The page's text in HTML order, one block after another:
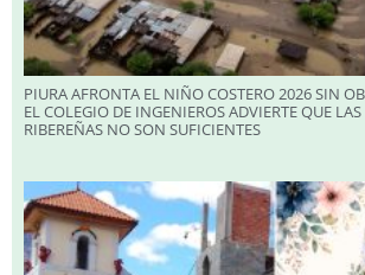
PIURA AFRONTA EL NIÑO COSTERO 2026 SIN
EL COLEGIO DE INGENIEROS ADVIERTE QUE LAS
RIBEREÑAS NO SON SUFICIENTES